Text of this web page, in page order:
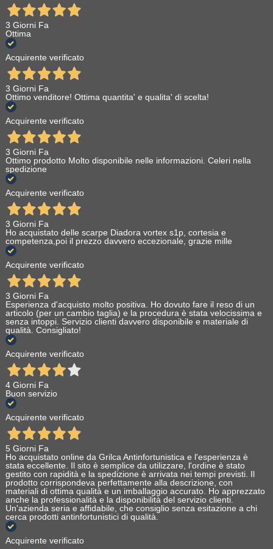
3 Giorni Fa
Ottima
Acquirente verificato
3 Giorni Fa
Ottimo venditore! Ottima quantita' e qualita' di scelta!
Acquirente verificato
3 Giorni Fa
Ottimo prodotto Molto disponibile nelle informazioni. Celeri nella
spedizione
Acquirente verificato
3 Giorni Fa
Ho acquistato delle scarpe Diadora vortex s1p, cortesia e
competenza,poi il prezzo davvero eccezionale, grazie mille
Acquirente verificato
3 Giorni Fa
Esperienza d'acquisto molto positiva. Ho dovuto fare il reso di un
articolo (per un cambio taglia) e la procedura è stata velocissima e
senza intoppi. Servizio clienti davvero disponibile e materiale di
qualità. Consigliato!
Acquirente verificato
4 Giorni Fa
Buon servizio
Acquirente verificato
5 Giorni Fa
Ho acquistato online da Grilca Antinfortunistica e l'esperienza è
stata eccellente. Il sito è semplice da utilizzare, l'ordine è stato
gestito con rapidità e la spedizione è arrivata nei tempi previsti. Il
prodotto corrispondeva perfettamente alla descrizione, con
materiali di ottima qualità e un imballaggio accurato. Ho apprezzato
anche la professionalità e la disponibilità del servizio clienti.
Un'azienda seria e affidabile, che consiglio senza esitazione a chi
cerca prodotti antinfortunistici di qualità.
Acquirente verificato